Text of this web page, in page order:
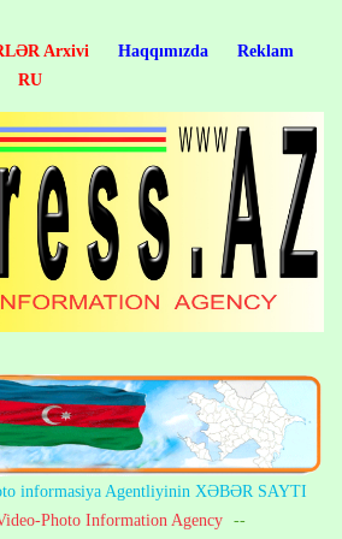
Arxivi Haqqımızda
Reklam
RU
informasiya Agentliyinin XƏBƏR SAYTI
Photo Information Agency --